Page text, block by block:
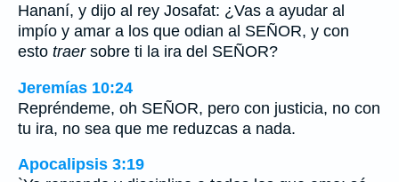
Hananí, y dijo al rey Josafat: ¿Vas a ayudar al
impío y amar a los que odian al SEÑOR, y con
esto traersobre ti la ira del SEÑOR?
Jeremías 10:24
Repréndeme, oh SEÑOR, pero con justicia, no con
tu ira, no sea que me reduzcas a nada.
Apocalipsis 3:19